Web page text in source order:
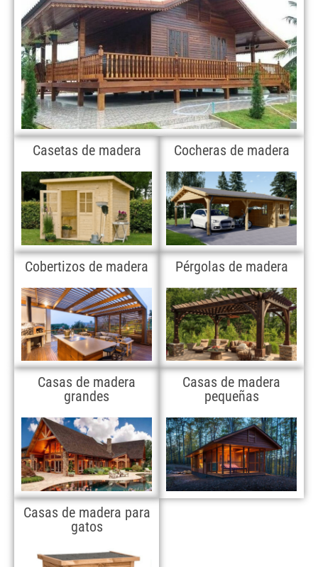
Casetas de madera Cocheras de madera
Cobertizos de madera Pérgolas de madera
Casas de madera
grandes
Casas de madera
pequeñas
Casas de madera para
gatos